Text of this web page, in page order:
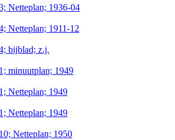
Netteplan; 1936-04
Netteplan; 1911-12
bijblad; z.j.
minuutplan; 1949
Netteplan; 1949
Netteplan; 1949
Netteplan; 1950